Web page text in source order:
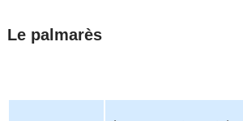
Le palmarès